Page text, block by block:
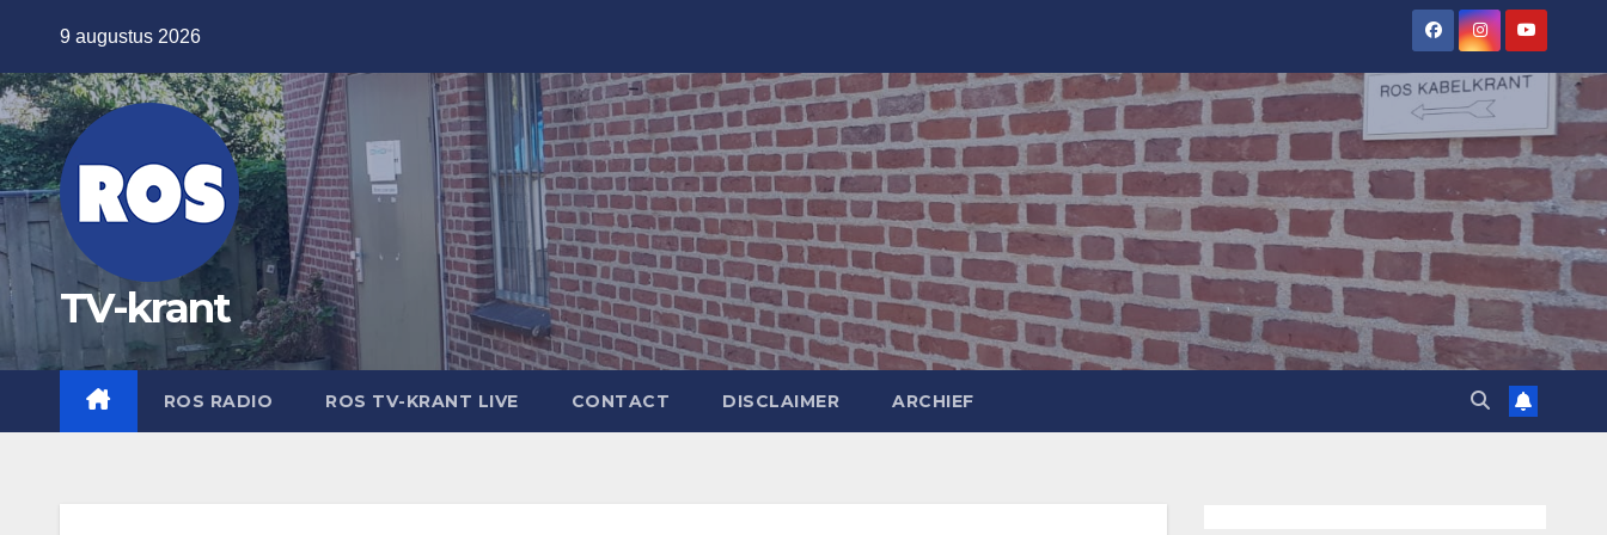
de
inhoud
9 augustus 2026
TV-krant
ROS RADIO ROS TV-KRANT LIVE CONTACT DISCLAIMER ARCHIEF